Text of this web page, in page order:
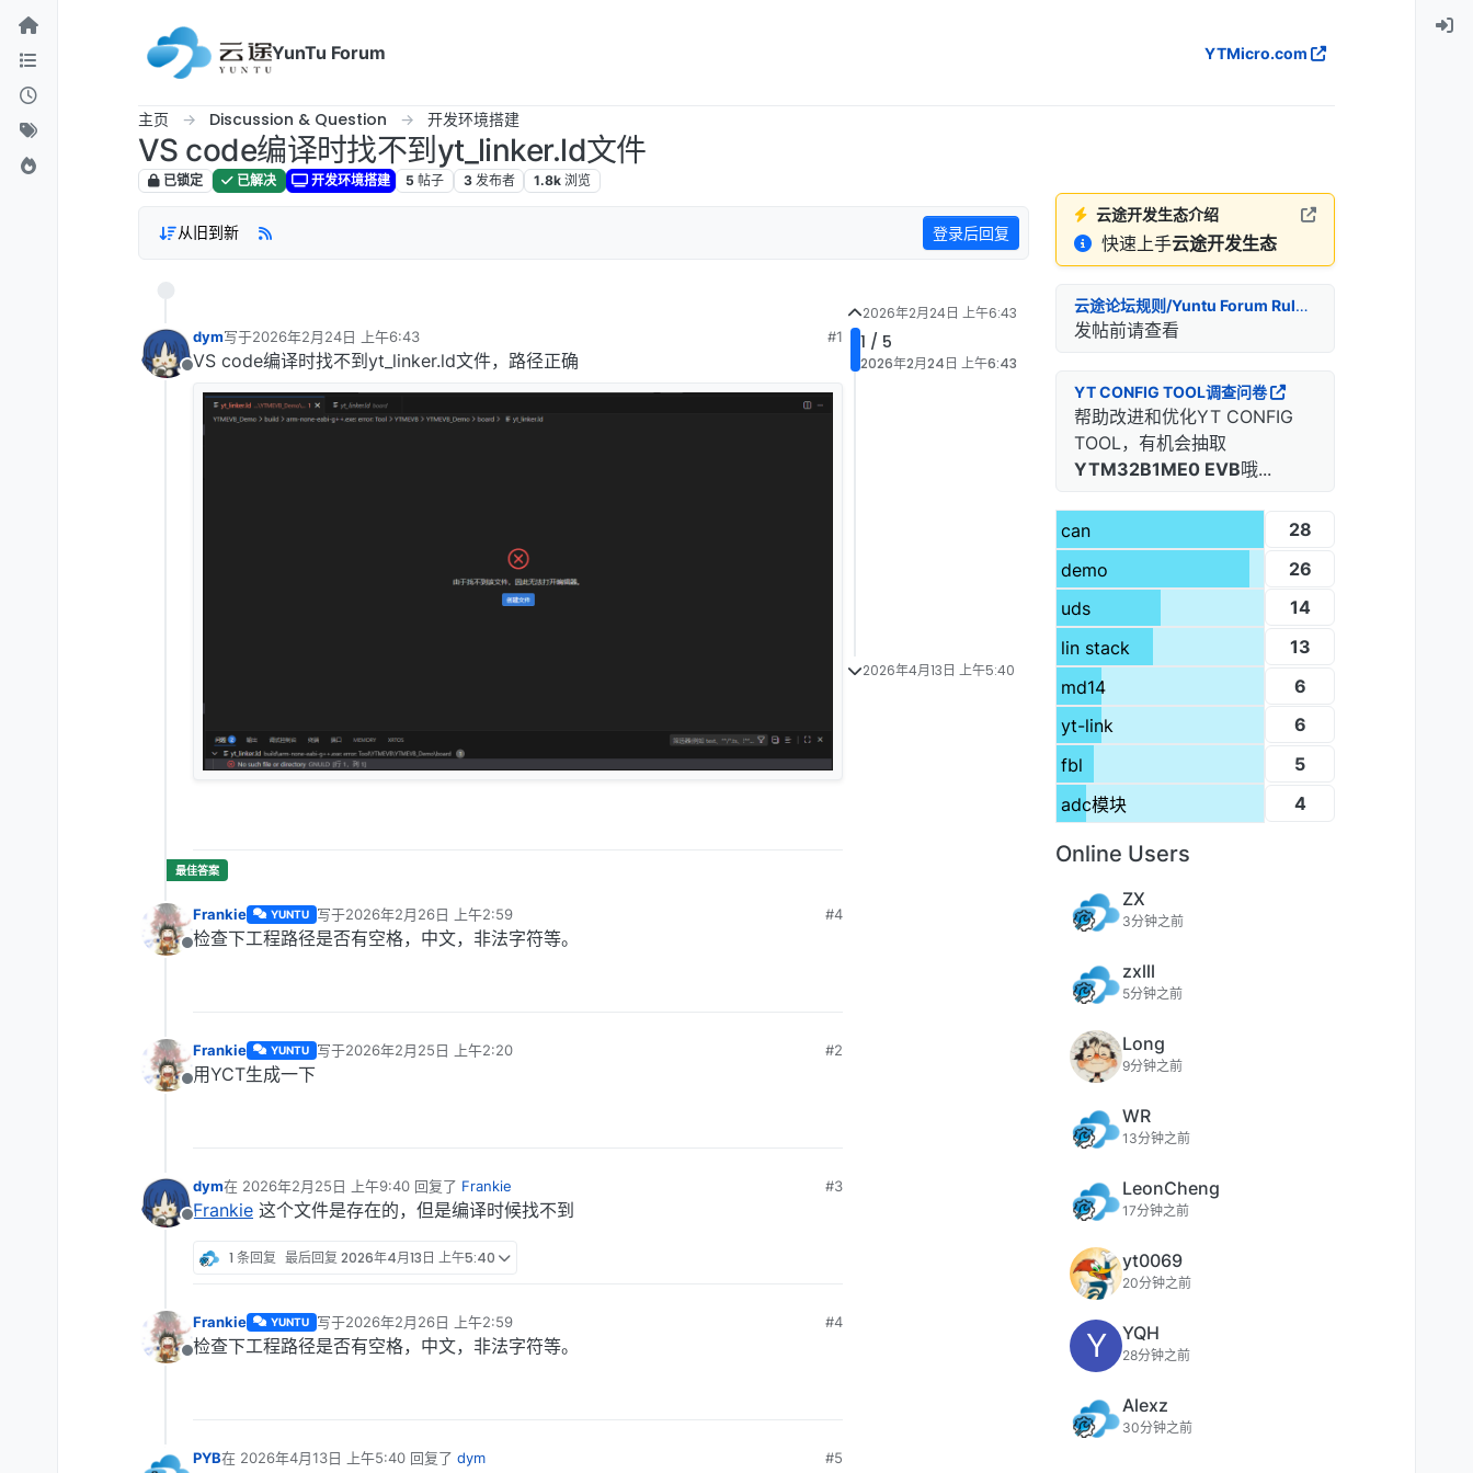
跳转至内容
YunTu Forum
YTMicro.com
主页 Discussion & Question 开发环境搭建
VS code编译时找不到yt_linker.ld文件
已锁定 已解决 开发环境搭建 5 帖子 3 发布者 1.8k 浏览
从旧到新 登录后回复
离线
dym写于2026年2月24日 上午6:43
最后由 编辑
#1
VS code编译时找不到yt_linker.ld文件，路径正确
离线
Frankie YUNTU 写于2026年2月26日 上午2:59
最后由 编辑
#4
检查下工程路径是否有空格，中文，非法字符等。
离线
Frankie YUNTU 写于2026年2月25日 上午2:20
最后由 编辑
#2
用YCT生成一下
离线
dym在 2026年2月25日 上午9:40 回复了 Frankie
最后由 编辑
#3
Frankie 这个文件是存在的，但是编译时候找不到
1 条回复 最后回复 2026年4月13日 上午5:40
离线
Frankie YUNTU 写于2026年2月26日 上午2:59
最后由 编辑
#4
检查下工程路径是否有空格，中文，非法字符等。
PYB在 2026年4月13日 上午5:40 回复了 dym
最后由 编辑
#5
2026年2月24日 上午6:43
1 / 5
2026年2月24日 上午6:43
2026年4月13日 上午5:40
云途开发生态介绍
快速上手云途开发生态
云途论坛规则/Yuntu Forum Rules
发帖前请查看
YT CONFIG TOOL调查问卷
帮助改进和优化YT CONFIG
TOOL，有机会抽取
YTM32B1ME0 EVB哦...
can
28
demo
26
uds
14
lin stack
13
md14
6
yt-link
6
fbl
5
adc模块
4
Online Users
ZX
3分钟之前
zxlll
5分钟之前
Long
9分钟之前
WR
13分钟之前
LeonCheng
17分钟之前
yt0069
20分钟之前
Y YQH
28分钟之前
Alexz
30分钟之前